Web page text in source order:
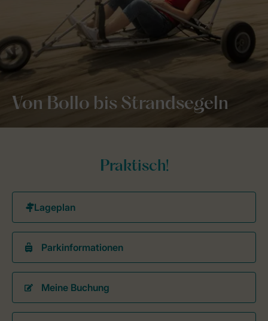
Von Bollo bis Strandsegeln
Praktisch!
Parkinformationen
Meine Buchung